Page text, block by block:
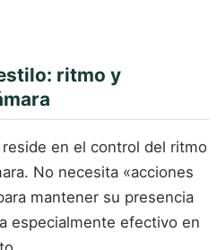
ritmo y
en el control del ritmo
No necesita «acciones
mantener su presencia
especialmente efectivo en